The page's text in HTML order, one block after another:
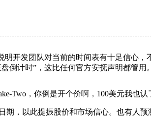
开发团队对当前的时间表有十足信心，
倒计时”，这比任何官方安抚声明都管用。
Two，你倒是开个价啊，100美元我也
期，以此提振股价和市场信心。也有